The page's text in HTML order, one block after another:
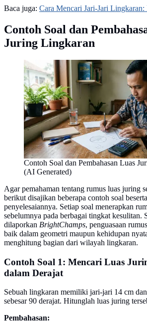
Baca juga: Cara Mencari Jari-Jari Lingkaran:
Contoh Soal dan
Juring Lingkaran
Contoh Soal dan Pembahasan Luas
(AI Generated)
Agar pemahaman tentang rumus luas juring
berikut disajikan beberapa contoh soal
penyelesaiannya. Setiap soal menerapkan
sebelumnya pada berbagai tingkat kesulitan.
dilaporkan BrightChamps, penguasaan
baik dalam geometri maupun kehidupan
menghitung bagian dari wilayah lingkaran.
Contoh Soal 1: Mencari Luas
dalam Derajat
Sebuah lingkaran memiliki jari-jari 14 cm
sebesar 90 derajat. Hitunglah luas juring
Pembahasan: